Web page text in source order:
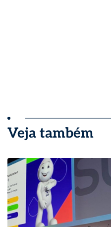
Veja também